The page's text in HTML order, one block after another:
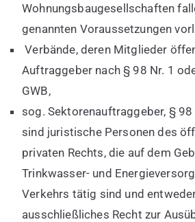
Wohnungsbaugesellschaften
genannten Voraussetzungen
Verbände, deren Mitglieder
Auftraggeber nach § 98 Nr. 1
GWB,
sog. Sektorenauftraggeber, § 98
sind juristische Personen des
privaten Rechts, die auf dem
Trinkwasser- und
Verkehrs tätig sind und
ausschließliches Recht zur